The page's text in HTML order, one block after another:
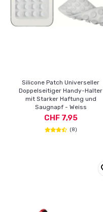
Silicone Patch Universeller
Doppelseitiger Handy-Halter
mit Starker Haftung und
Saugnapf - Weiss
CHF 7,95
(8)